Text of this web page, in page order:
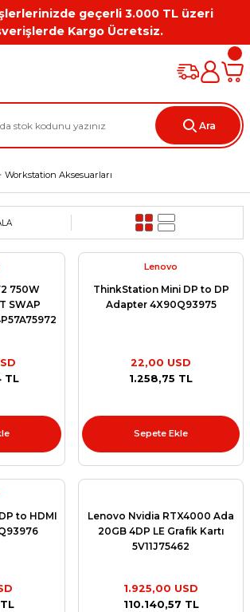
geçerli 3.000 TL üzeri
Kargo Ücretsiz.
Geri Dön
Geri Dön
Geri Dön
Geri Dön
Geri Dön
Geri Dön
Workstation Aksesuarları
Grafik Kartı
Ara
Workstation Aksesuarları
750W
SWAP
TL
Lenovo
ThinkStation Mini DP to DP
Adapter 4X90Q93975
22,00 USD
1.258,75 TL
Sepete Ekle
to HDMI
Lenovo Nvidia RTX4000 Ada
20GB 4DP LE Grafik Kartı
5V11J75462
1.925,00 USD
110.140,57 TL